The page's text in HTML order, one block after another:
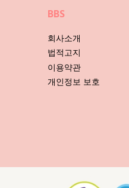
M (7899810420855),
수 있습니다
Desejo Frufru
비키니를 잘 관리하는 방법을
눕게 되면 타월을 항상 깔아
BBS
회사소개
법적고지
이용약관
개인정보 보호